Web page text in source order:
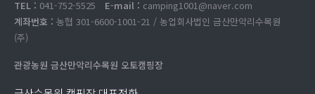
TEL : 041-752-5525 E-mail : camping1001@naver.com
계좌번호 : 농협 301-6600-1001-21 / 농업회사법인 금산만악리수목원
(주)
관광농원 금산만악리수목원 오토캠핑장